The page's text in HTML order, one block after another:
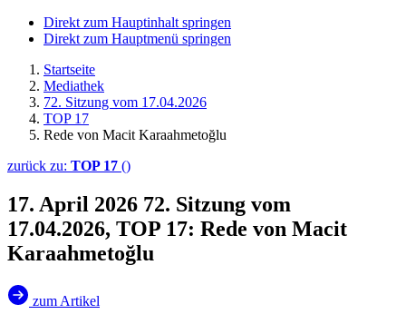
Direkt zum Hauptinhalt springen
Direkt zum Hauptmenü springen
Startseite
Mediathek
72. Sitzung vom 17.04.2026
TOP 17
Rede von Macit Karaahmetoğlu
zurück zu: TOP 17 ()
17. April 2026 72. Sitzung vom
17.04.2026, TOP 17: Rede von Macit
Karaahmetoğlu
zum Artikel